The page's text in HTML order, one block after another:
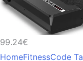
99.24€
HomeFitnessCode